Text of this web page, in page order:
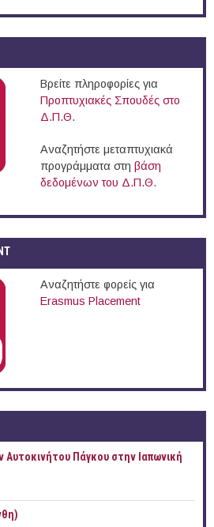
Βρείτε πληροφορίες για
Προπτυχιακές Σπουδές στο
Δ.Π.Θ.
Αναζητήστε μεταπτυχιακά
προγράμματα στη βάση
δεδομένων του Δ.Π.Θ.
Αναζητήστε φορείς για
Erasmus Placement
Πάγκου στην Ιαπωνική